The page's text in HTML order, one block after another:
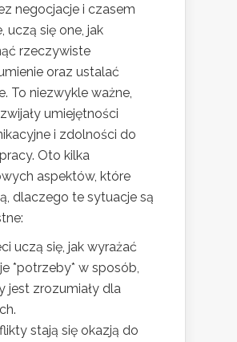
negocjacje i czasem
uczą się one, jak
rzeczywiste
oraz ustalać
To niezwykle ważne,
umiejętności
i zdolności do
Oto kilka
aspektów, które
dlaczego te sytuacje są
uczą się, jak wyrażać
*potrzeby* w sposób,
jest zrozumiały dla
stają się okazją do